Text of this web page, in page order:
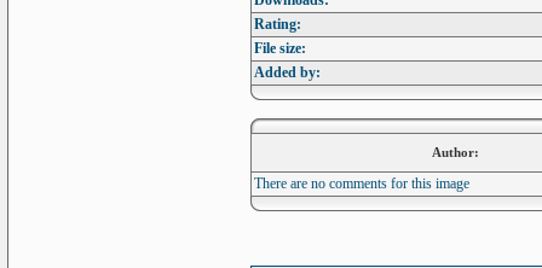
Rating:
File size:
Added by:
Author:
There are no comments for this image